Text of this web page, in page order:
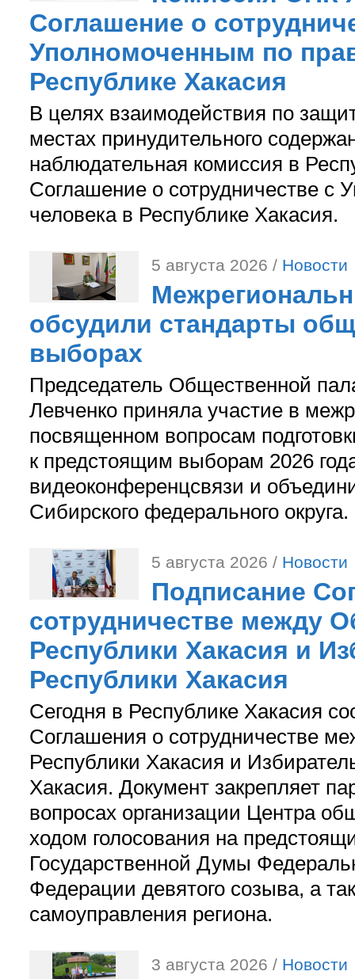
Соглашение о
Уполномоченным по
Республике Хакасия
В целях взаимодействия по
местах принудительного
наблюдательная комиссия в
Соглашение о сотрудничестве с
человека в Республике Хакасия.
5 августа 2026 / Новости
обсудили стандарты
выборах
Председатель Общественной
Левченко приняла участие в
посвященном вопросам
к предстоящим выборам 2026
видеоконференцсвязи и
Сибирского федерального округа.
5 августа 2026 / Новости
Подписание
сотрудничестве между
Республики Хакасия и
Республики Хакасия
Сегодня в Республике Хакасия
Соглашения о сотрудничестве
Республики Хакасия и
Хакасия. Документ закрепляет
вопросах организации Центра
ходом голосования на
Государственной Думы
Федерации девятого созыва, а
самоуправления региона.
3 августа 2026 / Новости